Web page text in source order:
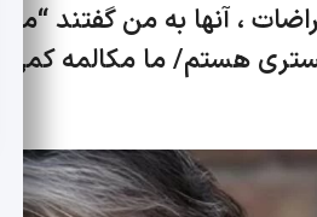
، آنها به من گفتند
هستم/ ما مکالمه کمی